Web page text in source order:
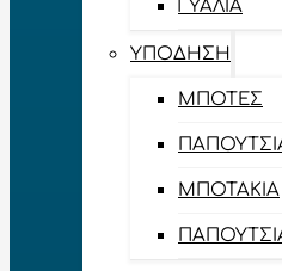
ΓΥΑΛΙΆ
ΥΠΌΔΗΣΗ
ΜΠΌΤΕΣ
ΜΠΟΤΆΚΙΑ